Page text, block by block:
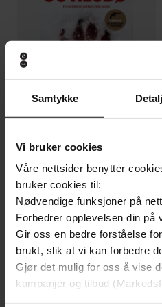
Samtykke
Vi bruker cookies
Våre nettsider benytter
bruker cookies til:
Nødvendige funksjoner på
Forbedrer opplevelsen din på
Gir oss en bedre forståelse
brukt, slik at vi kan forbedre
Gjør det mulig for oss å vise
kampanjer og tilbud
199,-
Minnesota
Jo Nesbø
EBOK
Forfattere Anne Sofie
Sundrehagen